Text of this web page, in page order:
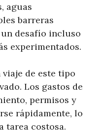
aguas
barreras
desafío incluso
experimentados.
viaje de este tipo
Los gastos de
permisos y
rápidamente, lo
tarea costosa.